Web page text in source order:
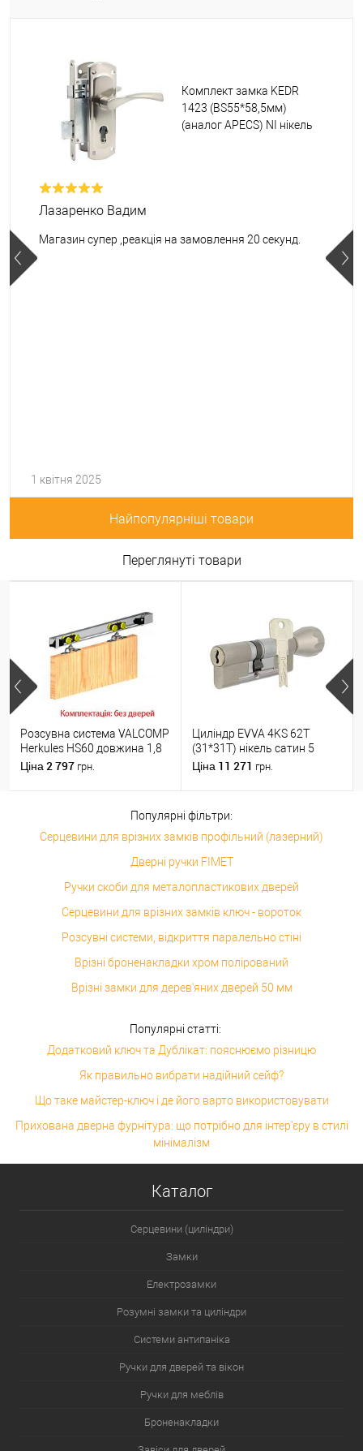
Комплект замка KEDR
1423 (BS55*58,5мм)
(аналог APECS) NI нікель
Лазаренко Вадим
Магазин супер ,реакція на замовлення 20 секунд.
1 квітня 2025
Найпопулярніші товари
Переглянуті товари
Розсувна система VALCOMP
Herkules HS60 довжина 1,8
м на 1 полотно вагою до 60
Ціна 2 797 грн.
Циліндр EVVA 4KS 62T
(31*31T) нікель сатин 5
ключів
Ціна 11 271 грн.
Популярні фільтри:
Серцевини для врізних замків профільний (лазерний)
Дверні ручки FIMET
Ручки скоби для металопластикових дверей
Серцевини для врізних замків ключ - вороток
Розсувні системи, відкриття паралельно стіні
Врізні броненакладки хром полірований
Врізні замки для дерев'яних дверей 50 мм
Популярні статті:
Додатковий ключ та Дублікат: пояснюємо різницю
Як правильно вибрати надійний сейф?
Що таке майстер-ключ і де його варто використовувати
Прихована дверна фурнітура: що потрібно для інтер'єру в стилі
мінімалізм
Каталог
Серцевини (циліндри)
Замки
Електрозамки
Розумні замки та циліндри
Системи антипаніка
Ручки для дверей та вікон
Ручки для меблів
Броненакладки